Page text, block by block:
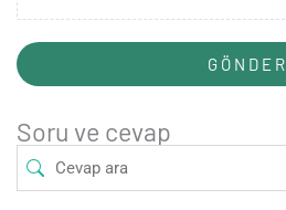
GÖNDER
Soru ve cevap